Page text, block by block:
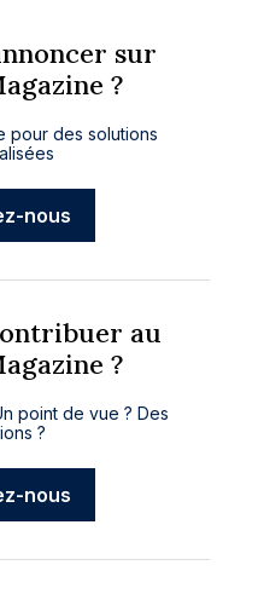
sur
?
pour des solutions
nous
au
?
point de vue ? Des
?
nous